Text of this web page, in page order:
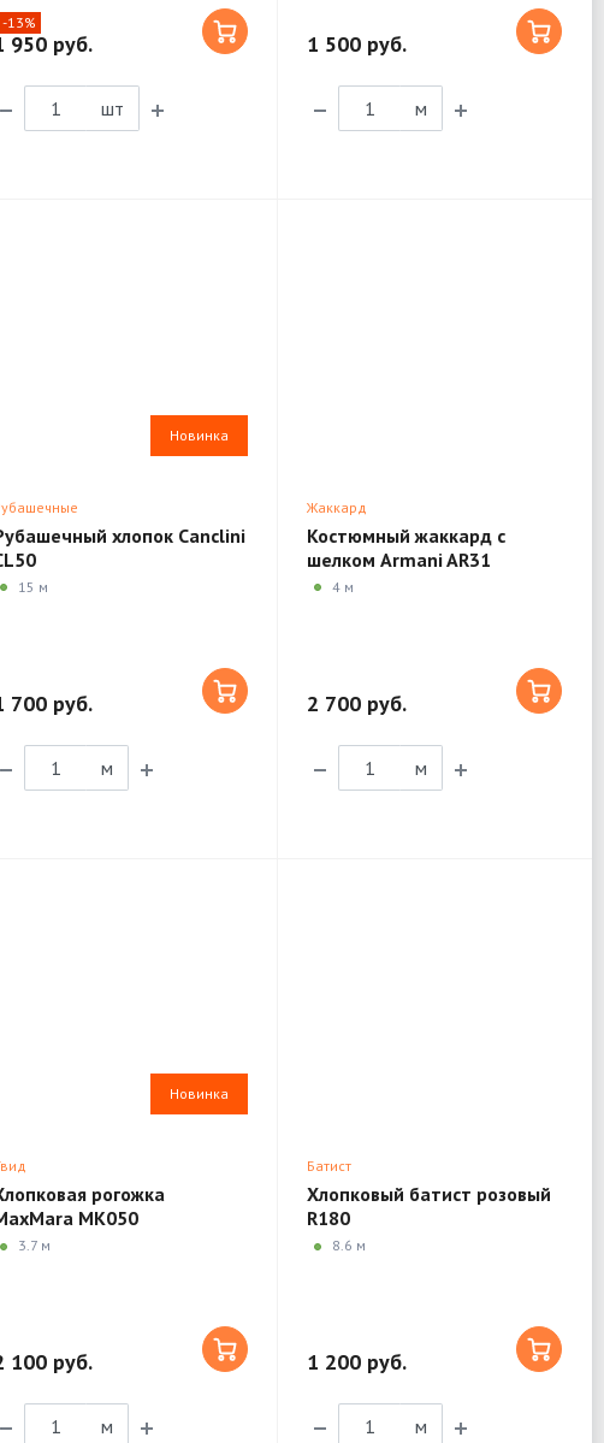
-13%
950 руб.
шт
1 500 руб.
м
Новинка
хлопок Canclini
15 м
700 руб.
м
Жаккард
Костюмный жаккард с
шелком Armani AR31
4 м
2 700 руб.
м
Новинка
рогожка
MK050
3.7 м
100 руб.
м
Батист
Хлопковый батист розовый
R180
8.6 м
1 200 руб.
м